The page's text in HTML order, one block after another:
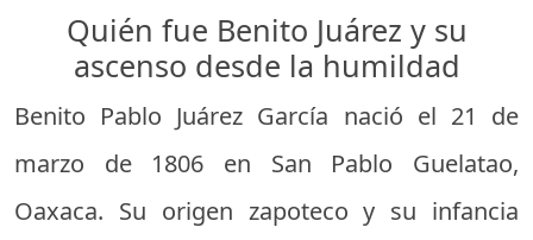
Quién fue Benito Juárez y su
ascenso desde la humildad
Benito Pablo Juárez García nació el 21 de
marzo de 1806 en San Pablo Guelatao,
Oaxaca. Su origen zapoteco y su infancia